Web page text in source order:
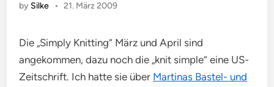
by Silke • 21. März 2009
Die „Simply Knitting“ März und April sind
angekommen, dazu noch die „knit simple“ eine US-
Zeitschrift. Ich hatte sie über Martinas Bastel- und